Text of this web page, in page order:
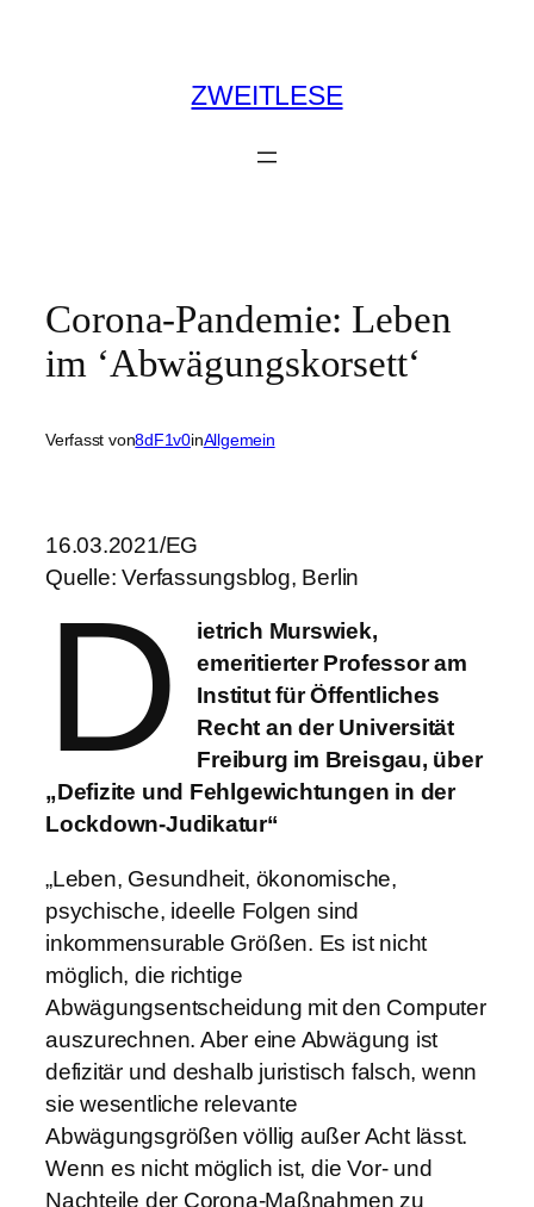
ZWEITLESE
Corona-Pandemie: Leben
im ‘Abwägungskorsett‘
Verfasst von8dF1v0inAllgemein
16.03.2021/EG
Quelle: Verfassungsblog, Berlin
D
ietrich Murswiek,
emeritierter Professor am
Institut für Öffentliches
Recht an der Universität
Freiburg im Breisgau, über
„Defizite und Fehlgewichtungen in der
Lockdown-Judikatur“
„Leben, Gesundheit, ökonomische,
psychische, ideelle Folgen sind
inkommensurable Größen. Es ist nicht
möglich, die richtige
Abwägungsentscheidung mit den Computer
auszurechnen. Aber eine Abwägung ist
defizitär und deshalb juristisch falsch, wenn
sie wesentliche relevante
Abwägungsgrößen völlig außer Acht lässt.
Wenn es nicht möglich ist, die Vor- und
Nachteile der Corona-Maßnahmen zu